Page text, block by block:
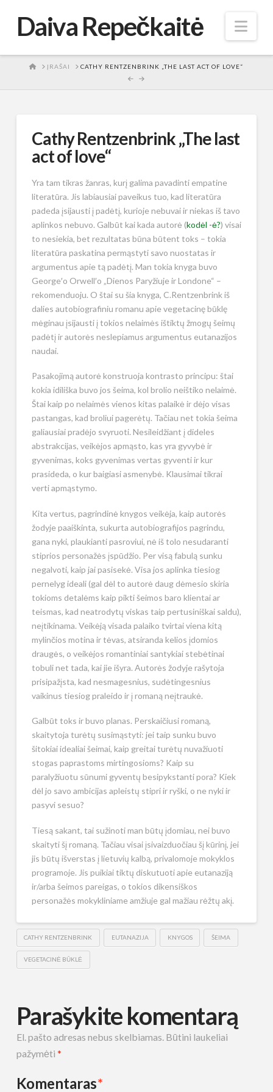
Daiva Repečkaitė
HOMEĮRAŠAI CATHY RENTZENBRINK „THE LAST ACT OF LOVE“
Cathy Rentzenbrink „The last
act of love“
Yra tam tikras žanras, kurį galima pavadinti empatine
literatūra. Jis labiausiai paveikus tuo, kad literatūra
padeda įsijausti į padėtį, kurioje nebuvai ir niekas iš tavo
aplinkos nebuvo. Galbūt kai kada autorė (kodėl -ė?) visai
to nesiekia, bet rezultatas būna būtent toks – tokia
literatūra paskatina permąstyti savo nuostatas ir
argumentus apie tą padėtį. Man tokia knyga buvo
George′o Orwell′o „Dienos Paryžiuje ir Londone“ –
rekomenduoju. O štai su šia knyga, C.Rentzenbrink iš
dalies autobiografiniu romanu apie vegetacinę būklę
mėginau įsijausti į tokios nelaimės ištiktų žmogų šeimų
padėtį ir autorės neslepiamus argumentus eutanazijos
naudai.
Pasakojimą autorė konstruoja kontrasto principu: štai
kokia idiliška buvo jos šeima, kol brolio neištiko nelaimė.
Štai kaip po nelaimės vienos kitas palaikė ir dėjo visas
pastangas, kad broliui pagerėtų. Tačiau net tokia šeima
galiausiai pradėjo svyruoti. Nesileidžiant į dideles
abstrakcijas, veikėjos apmąsto, kas yra gyvybė ir
gyvenimas, koks gyvenimas vertas gyventi ir kur
prasideda, o kur baigiasi asmenybė. Klausimai tikrai
verti apmąstymo.
Kita vertus, pagrindinė knygos veikėja, kaip autorės
žodyje paaiškinta, sukurta autobiografijos pagrindu,
gana nyki, plaukianti pasroviui, nė iš tolo nesudaranti
stiprios personažės įspūdžio. Per visą fabulą sunku
negalvoti, kaip jai pasisekė. Visa jos aplinka tiesiog
pernelyg ideali (gal dėl to autorė daug dėmesio skiria
tokioms detalėms kaip pikti šeimos baro klientai ar
teismas, kad neatrodytų viskas taip pertusiniškai saldu),
neįtikinama. Veikėją visada palaiko tvirtai viena kitą
mylinčios motina ir tėvas, atsiranda kelios įdomios
draugės, o veikėjos romantiniai santykiai stebėtinai
tobuli net tada, kai jie išyra. Autorės žodyje rašytoja
prisipažįsta, kad nesmagesnius, sudėtingesnius
vaikinus tiesiog praleido ir į romaną neįtraukė.
Galbūt toks ir buvo planas. Perskaičiusi romaną,
skaitytoja turėtų susimąstyti: jei taip sunku buvo
šitokiai idealiai šeimai, kaip greitai turėtų nuvažiuoti
stogas paprastoms mirtingosioms? Kaip su
paralyžiuotu sūnumi gyventų besipykstanti pora? Kiek
dėl jo savo ambicijas apleistų stipri ir ryški, o ne nyki ir
pasyvi sesuo?
Tiesą sakant, tai sužinoti man būtų įdomiau, nei buvo
skaityti šį romaną. Tačiau visai įsivaizduočiau šį kūrinį, jei
jis būtų išverstas į lietuvių kalbą, privalomoje mokyklos
programoje. Jis puikiai tiktų diskutuoti apie eutanaziją
ir/arba šeimos pareigas, o tokios dikensiškos
personažės mokykliniame amžiuje gal mažiau rėžtų akį.
CATHY RENTZENBRINK EUTANAZIJA KNYGOS ŠEIMA
VEGETACINĖ BŪKLĖ
Parašykite komentarą
El. pašto adresas nebus skelbiamas. Būtini laukeliai
pažymėti *
Komentaras*